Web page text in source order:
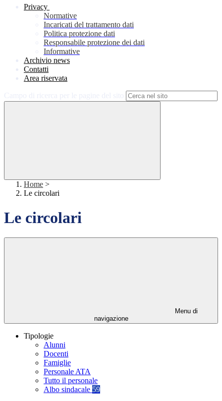
Privacy
Normative
Incaricati del trattamento dati
Politica protezione dati
Responsabile protezione dei dati
Informative
Archivio news
Contatti
Area riservata
Home >
Le circolari
Le circolari
Menu di
navigazione
Tipologie
Alunni
Docenti
Famiglie
Personale ATA
Tutto il personale
Albo sindacale 59